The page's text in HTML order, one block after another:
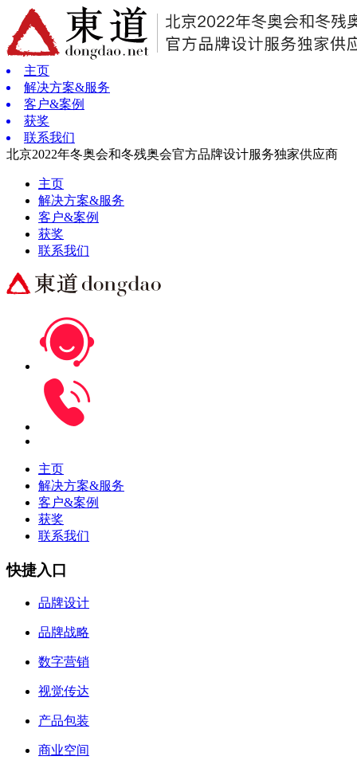
主页
解决方案&服务
客户&案例
获奖
联系我们
北京2022年冬奥会和冬残奥会官方品牌设计服务独家供应商
主页
解决方案&服务
客户&案例
获奖
联系我们
主页
解决方案&服务
客户&案例
获奖
联系我们
快捷入口
品牌设计
品牌战略
数字营销
视觉传达
产品包装
商业空间